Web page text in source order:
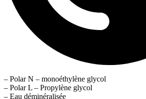
– Polar N – monoéthylène glycol
– Polar L – Propylène glycol
– Eau déminéralisée